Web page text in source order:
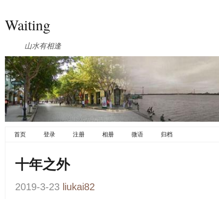
Waiting
山水有相逢
首页 登录 注册 相册 微语 归档
十年之外
2019-3-23 liukai82